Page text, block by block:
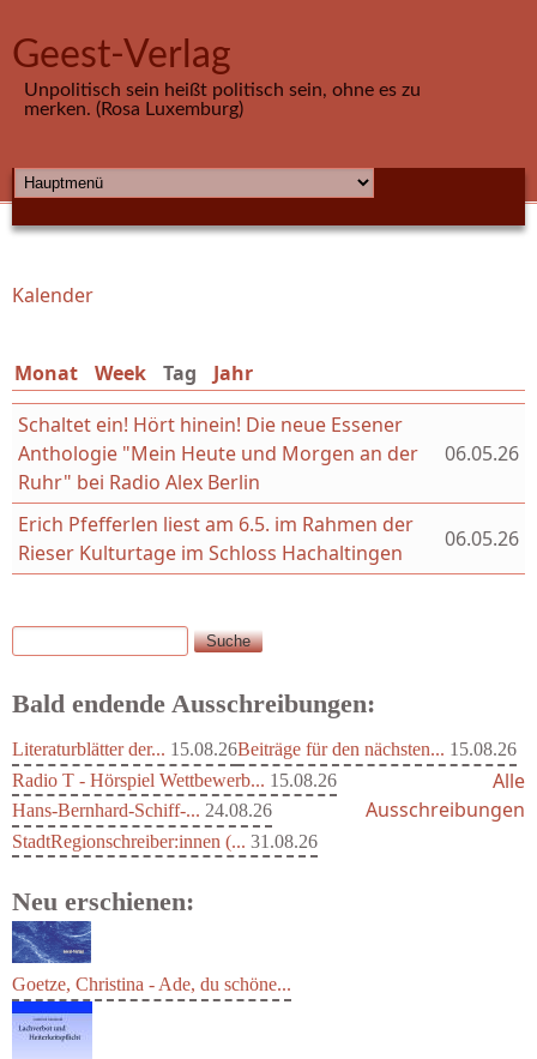
Geest-Verlag
Unpolitisch sein heißt politisch sein, ohne es zu
merken. (Rosa Luxemburg)
HAUPTMENÜ
Sie sind hier
Kalender
Monat Week Tag (aktiver Reiter)
Jahr
Schaltet ein! Hört hinein! Die neue Essener
Anthologie "Mein Heute und Morgen an der
Ruhr" bei Radio Alex Berlin
06.05.26
Erich Pfefferlen liest am 6.5. im Rahmen der
Rieser Kulturtage im Schloss Hachaltingen
06.05.26
Suchformular
Suche
Bald endende Ausschreibungen:
Literaturblätter der... 15.08.26Beiträge für den nächsten... 15.08.26
Radio T - Hörspiel Wettbewerb... 15.08.26
Hans-Bernhard-Schiff-... 24.08.26
StadtRegionschreiber:innen (... 31.08.26
Alle
Ausschreibungen
Neu erschienen:
Goetze, Christina - Ade, du schöne...